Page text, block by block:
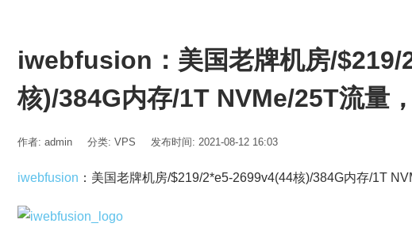
iwebfusion：美国老牌机房/$219/
核)/384G内存/1T NVMe/25T流量
作者: admin 分类: VPS 发布时间: 2021-08-12 16:03
iwebfusion ：美国老牌机房/$219/2*e5-2699v4(44核)/384G内存/1T